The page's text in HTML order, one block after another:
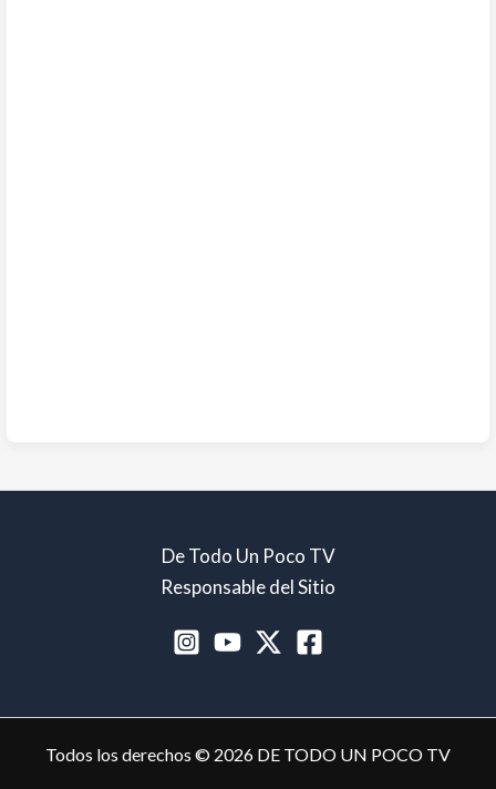
De Todo Un Poco TV
Responsable del Sitio
Todos los derechos © 2026 DE TODO UN POCO TV